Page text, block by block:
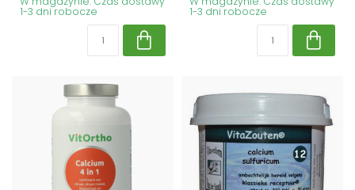
1-3 dni robocze 1-3 dni robocze